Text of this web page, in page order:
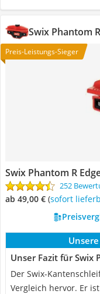
Swix Phantom
Preis-Leistungs-Sieger
Swix Phantom R
252
ab 49,00 € ( Sofort
Unser Fazit für Swix
Der Swix-
Vergleich hervor. Er